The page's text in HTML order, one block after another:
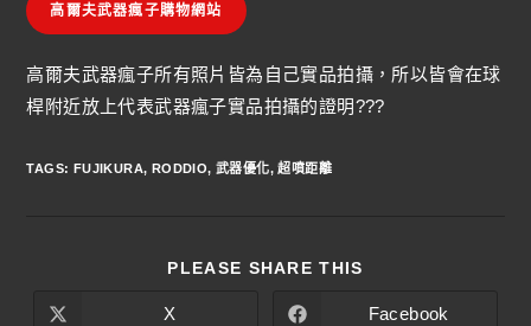
高爾夫武器瘋子購物網站
高爾夫武器瘋子所有照片皆為自己實品拍攝，所以皆會在球
桿附近放上代表武器瘋子實品拍攝的證明???
TAGS: FUJIKURA, RODDIO, 武器優化, 超噴距離
PLEASE SHARE THIS
X Facebook